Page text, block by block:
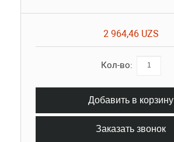
2 964,46 UZS
Кол-во:
Добавить в корзину
Заказать звонок